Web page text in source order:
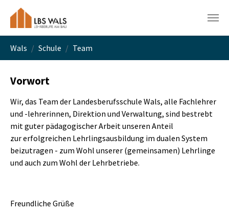
Skip to main navigation
Skip to main content
Skip to page footer
Wals Schule Team
Vorwort
Wir, das Team der Landesberufsschule Wals, alle Fachlehrer
und -lehrerinnen, Direktion und Verwaltung, sind bestrebt
mit guter pädagogischer Arbeit unseren Anteil
zur erfolgreichen Lehrlingsausbildung im dualen System
beizutragen - zum Wohl unserer (gemeinsamen) Lehrlinge
und auch zum Wohl der Lehrbetriebe.
Freundliche Grüße